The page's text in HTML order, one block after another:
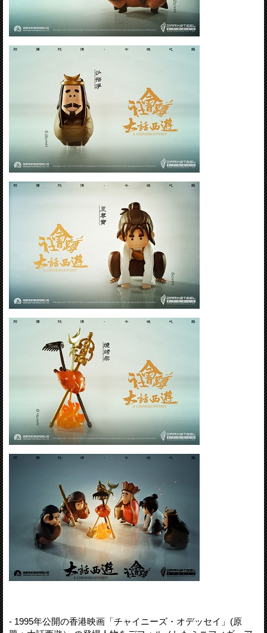
- 1995年公開の香港映画「チャイニーズ・オデッセイ」(原